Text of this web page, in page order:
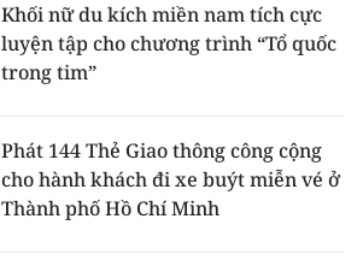
Khối nữ du kích miền nam tích cực
luyện tập cho chương trình “Tổ quốc
trong tim”
Phát 144 Thẻ Giao thông công cộng
cho hành khách đi xe buýt miễn vé ở
Thành phố Hồ Chí Minh